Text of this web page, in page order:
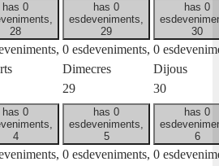
has 0
28
has 0
esdeveniments,
29
0 esdeveniments,
Dimecres
29
has 0
30
0
Dijous
30
has 0
4
has 0
esdeveniments,
5
0 esdeveniments,
has 0
6
0